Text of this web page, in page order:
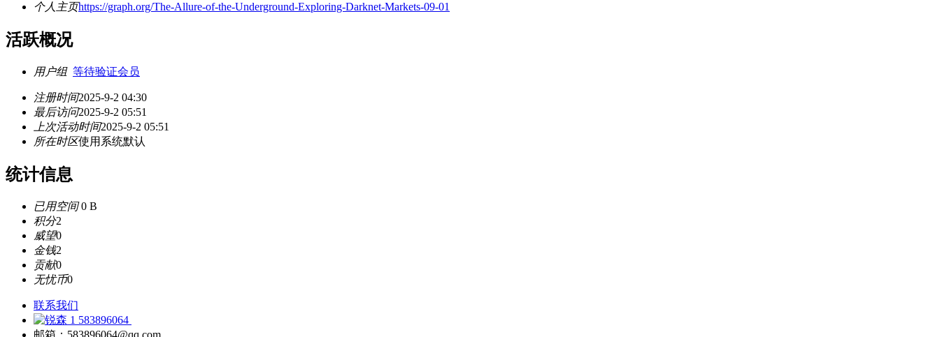
个人主页https://graph.org/The-Allure-of-the-Underground-Exploring-Darknet-Markets-09-01
活跃概况
用户组 等待验证会员
注册时间2025-9-2 04:30
最后访问2025-9-2 05:51
上次活动时间2025-9-2 05:51
所在时区使用系统默认
统计信息
已用空间0 B
积分2
威望0
金钱2
贡献0
无忧币0
联系我们
583896064
邮箱：583896064@qq.com